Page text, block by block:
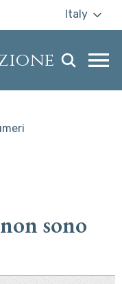
Italy
sono